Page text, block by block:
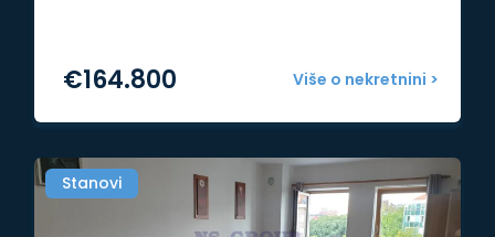
Više o nekretnini >
€164.800
Stanovi